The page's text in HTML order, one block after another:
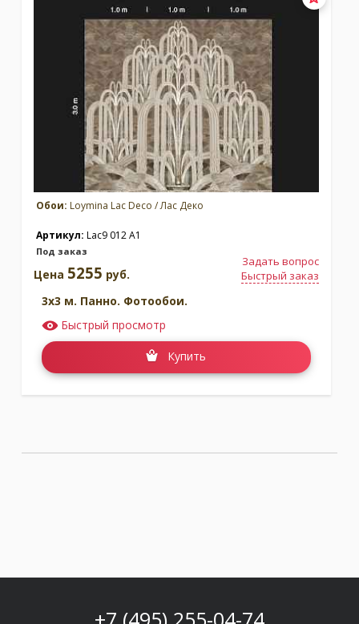
Обои: Loymina Lac Deco / Лас Деко
Артикул: Lac9 012 A1
Под заказ
Задать вопрос
Быстрый заказ
Цена 5255 руб.
3x3 м. Панно. Фотообои.
Быстрый просмотр
Купить